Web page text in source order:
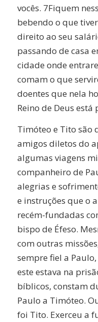
vocês. 7Fiquem
bebendo o que
direito ao seu
passando de casa
cidade onde
comam o que
doentes que nela
Reino de Deus está
Timóteo e Tito são
amigos diletos do
algumas viagens
companheiro de
alegrias e
e instruções que o
recém-fundadas
bispo de Éfeso.
com outras
sempre fiel a
este estava na
bíblicos, constam
Paulo a Timóteo.
foi Tito. Exerceu a